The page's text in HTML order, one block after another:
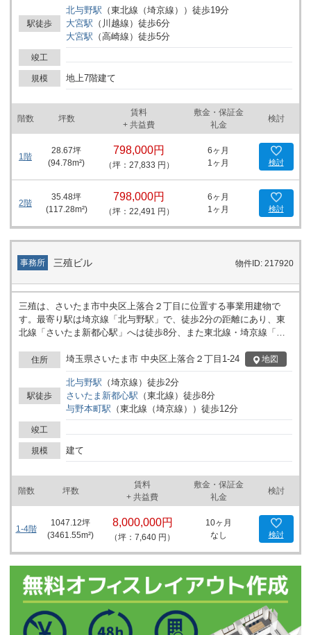
れており、診療所やクリニックの開設を検討されている法人様にと
って、用途に応じた空間構成が可能です。複数のクリニックが入居
する建物として、共用部分やフロアごとの利用イメージも明確に想
定されており、専門性に応じた区画の使い分けがしやすい造りとな
っています。 周辺は商業施設やオフィスが集まるエリアに位置し、
都市型の医療サービス拠点としての展開を計画しやすい立地環境で
す。地域医療や専門クリニックなど、様々な事業計画に合わせてご
検討いただけます。 詳細はお問い合わせください。
駅徒歩
北与野駅 （東北線（埼京線） ） 徒歩19分
大宮駅 （ 川越線 ） 徒歩6分
大宮駅 （高崎線 ） 徒歩5分
竣工
規模 地上7階建て
階数 坪数
賃料
+ 共益費
敷金・保証金
礼金
検討
1階
28.67坪
(94.78m²)
798,000円
（坪：27,833 円）
6ヶ月
1ヶ月
検討
2階
35.48坪
(117.28m²)
798,000円
（坪：22,491 円）
6ヶ月
1ヶ月
検討
事務所 三殖ビル 物件ID: 217920
三殖は、さいたま市中央区上落合２丁目に位置する事業用建物で
す。最寄り駅は埼京線「北与野駅」で、徒歩2分の距離にあり、東
北線「さいたま新都心駅」へは徒歩8分、また東北線・埼京線「与
圏内にあるため、異なる路線を利用した移動が可能です。建物周辺
にはオフィスや商業施設が点在しており、近隣のエリアでの活動も
しやすい環境です。建物の所在する上落合２丁目は、ビジネスや事
務所利用を想定した拠点としても利用が考えられ、採用活動や来客
対応にも対応できる立地条件です。ご検討の事業内容やワークスタ
イルに合わせて利用をお考えいただけます。詳細はお問い合わせく
ださい。
住所 埼玉県さいたま市 中央区上落合２丁目1-24 地図
駅徒歩
北与野駅 （埼京線 ） 徒歩2分
さいたま新都心駅 （東北線 ） 徒歩8分
与野本町駅 （東北線（埼京線） ） 徒歩12分
竣工
規模 建て
階数 坪数
賃料
+ 共益費
敷金・保証金
礼金
検討
1-4階
1047.12坪
(3461.55m²)
8,000,000円
（坪：7,640 円）
10ヶ月
なし
検討